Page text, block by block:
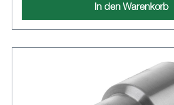
In den Warenkorb